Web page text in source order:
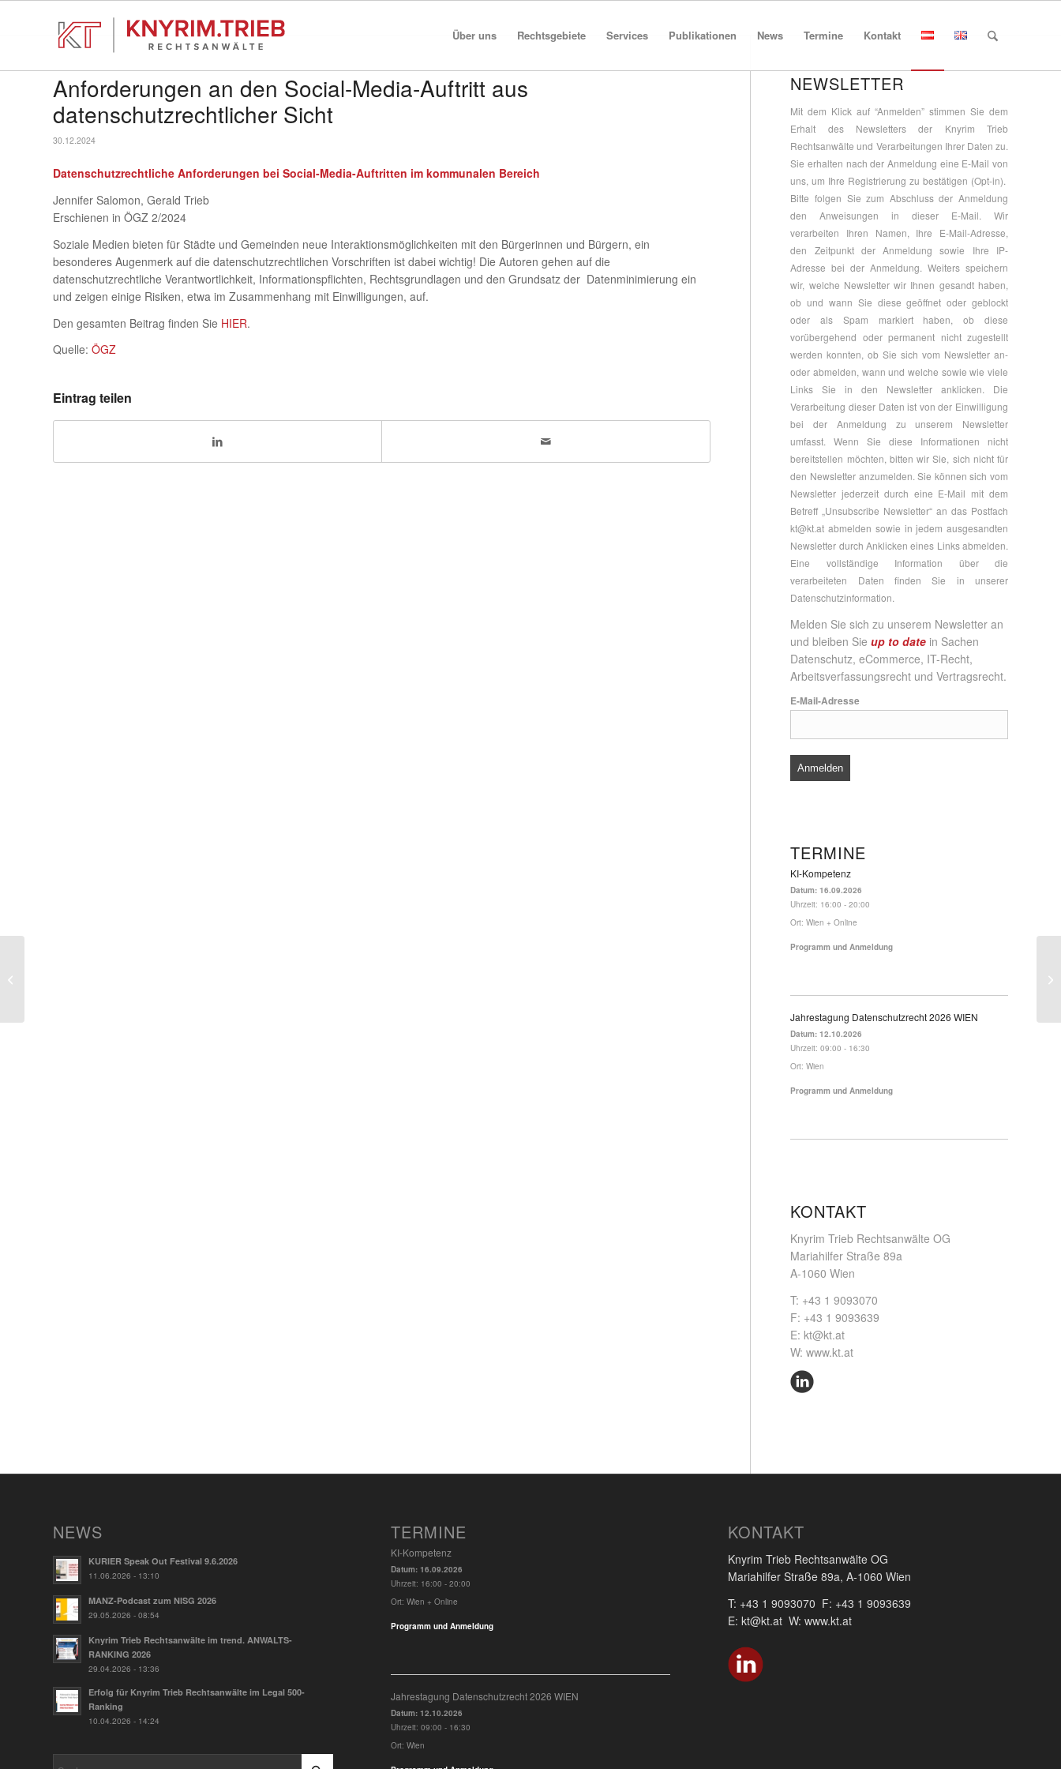
Über uns Rechtsgebiete Services Publikationen News Termine Kontakt
Anforderungen an den Social-Media-Auftritt aus
datenschutzrechtlicher Sicht
30.12.2024
Datenschutzrechtliche Anforderungen bei Social-Media-Auftritten im kommunalen Bereich
Jennifer Salomon, Gerald Trieb
Erschienen in ÖGZ 2/2024
Soziale Medien bieten für Städte und Gemeinden neue Interaktionsmöglichkeiten mit den Bürgerinnen und Bürgern, ein
besonderes Augenmerk auf die datenschutzrechtlichen Vorschriften ist dabei wichtig! Die Autoren gehen auf die
datenschutzrechtliche Verantwortlichkeit, Informationspflichten, Rechtsgrundlagen und den Grundsatz der Datenminimierung ein
und zeigen einige Risiken, etwa im Zusammenhang mit Einwilligungen, auf.
Den gesamten Beitrag finden Sie HIER.
Quelle: ÖGZ
Eintrag teilen
NEWSLETTER
Mit dem Klick auf “Anmelden” stimmen Sie dem
Erhalt des Newsletters der Knyrim Trieb
Rechtsanwälte und Verarbeitungen Ihrer Daten zu.
Sie erhalten nach der Anmeldung eine E-Mail von
uns, um Ihre Registrierung zu bestätigen (Opt-in).
Bitte folgen Sie zum Abschluss der Anmeldung
den Anweisungen in dieser E-Mail. Wir
verarbeiten Ihren Namen, Ihre E-Mail-Adresse,
den Zeitpunkt der Anmeldung sowie Ihre IP-
Adresse bei der Anmeldung. Weiters speichern
wir, welche Newsletter wir Ihnen gesandt haben,
ob und wann Sie diese geöffnet oder geblockt
oder als Spam markiert haben, ob diese
vorübergehend oder permanent nicht zugestellt
werden konnten, ob Sie sich vom Newsletter an-
oder abmelden, wann und welche sowie wie viele
Links Sie in den Newsletter anklicken. Die
Verarbeitung dieser Daten ist von der Einwilligung
bei der Anmeldung zu unserem Newsletter
umfasst. Wenn Sie diese Informationen nicht
bereitstellen möchten, bitten wir Sie, sich nicht für
den Newsletter anzumelden. Sie können sich vom
Newsletter jederzeit durch eine E-Mail mit dem
Betreff „Unsubscribe Newsletter“ an das Postfach
kt@kt.at abmelden sowie in jedem ausgesandten
Newsletter durch Anklicken eines Links abmelden.
Eine vollständige Information über die
verarbeiteten Daten finden Sie in unserer
Datenschutzinformation.
Melden Sie sich zu unserem Newsletter an
und bleiben Sieup to date in Sachen
Datenschutz, eCommerce, IT-Recht,
Arbeitsverfassungsrecht und Vertragsrecht.
E-Mail-Adresse
TERMINE
KI-Kompetenz
Datum:16.09.2026
Uhrzeit: 16:00 - 20:00
Ort:Wien + Online
Programm und Anmeldung
Jahrestagung Datenschutzrecht 2026 WIEN
Datum:12.10.2026
Uhrzeit:09:00 - 16:30
Ort:Wien
Programm und Anmeldung
KONTAKT
Knyrim Trieb Rechtsanwälte OG
Mariahilfer Straße 89a
A-1060 Wien
T: +43 1 9093070
F: +43 1 9093639
E: kt@kt.at
W:www.kt.at
NEWS
KURIER Speak Out Festival 9.6.2026
11.06.2026 - 13:10
MANZ-Podcast zum NISG 2026
29.05.2026 - 08:54
Knyrim Trieb Rechtsanwälte im trend. ANWALTS-
RANKING 2026
29.04.2026 - 13:36
Erfolg für Knyrim Trieb Rechtsanwälte im Legal 500-
Ranking
10.04.2026 - 14:24
TERMINE
KI-Kompetenz
Datum: 16.09.2026
Uhrzeit: 16:00 - 20:00
Ort: Wien + Online
Programm und Anmeldung
Jahrestagung Datenschutzrecht 2026 WIEN
Datum: 12.10.2026
Uhrzeit: 09:00 - 16:30
Ort: Wien
KONTAKT
Knyrim Trieb Rechtsanwälte OG
Mariahilfer Straße 89a, A-1060 Wien
T: +43 1 9093070 F: +43 1 9093639
E: kt@kt.at W: www.kt.at